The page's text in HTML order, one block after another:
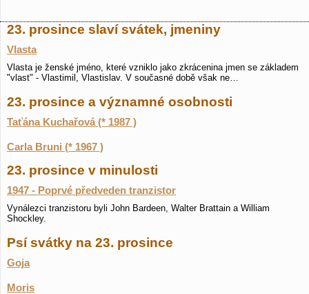
23. prosince slaví svátek, jmeniny
Vlasta
Vlasta je ženské jméno, které vzniklo jako zkrácenina jmen se základem
"vlast" - Vlastimil, Vlastislav. V současné době však ne…
23. prosince a významné osobnosti
Taťána Kuchařová (* 1987 )
Carla Bruni (* 1967 )
23. prosince v minulosti
1947 - Poprvé předveden tranzistor
Vynálezci tranzistoru byli John Bardeen, Walter Brattain a William
Shockley.
Psí svátky na 23. prosince
Goja
Moris